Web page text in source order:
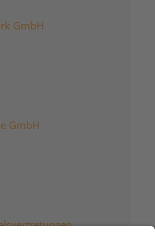
GmbH
GmbH